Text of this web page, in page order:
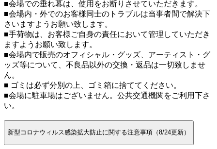
■会場での垂れ幕は、使用をお断りさせていただきます。
■会場内・外でのお客様同士のトラブルは当事者間で解決下
さいますようお願い致します。
■手荷物は、お客様ご自身の責任において管理していただき
ますようお願い致します。
■会場内で販売のオフィシャル・グッズ、アーティスト・グ
ッズ等について、不良品以外の交換・返品は一切致しませ
ん。
■ ゴミは必ず分別の上、ゴミ箱に捨ててください。
■会場に駐車場はございません。公共交通機関をご利用下さ
い。
新型コロナウィルス感染拡大防止に関する注意事項（8/24更新）